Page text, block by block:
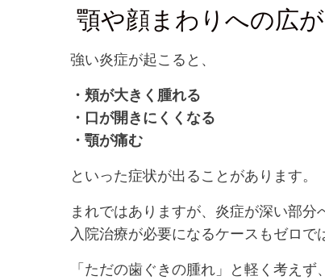
顎や顔まわりへの広
強い炎症が起こると、
・頬が大きく腫れる
・口が開きにくくなる
・顎が痛む
といった症状が出ることがあります。
まれではありますが、炎症が深い部分
入院治療が必要になるケースもゼロで
「ただの歯ぐきの腫れ」と軽く考えず、